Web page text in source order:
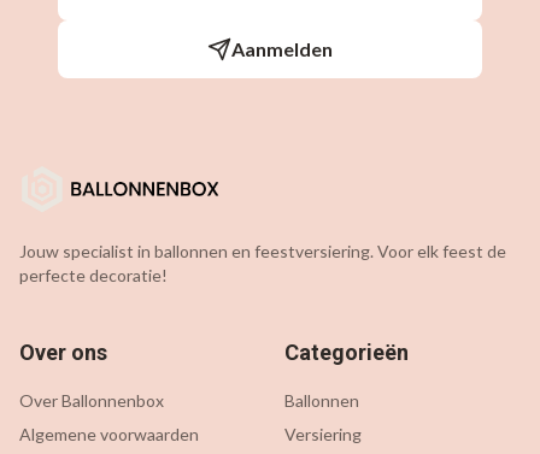
Aanmelden
Jouw specialist in ballonnen en feestversiering. Voor elk feest de
perfecte decoratie!
Over ons
Over Ballonnenbox
Algemene voorwaarden
Categorieën
Ballonnen
Versiering